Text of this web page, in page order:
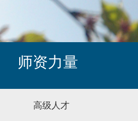
师资力量
高级人才